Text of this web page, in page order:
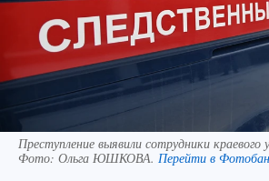
Преступление выявили сотрудники краевого
Фото: Ольга ЮШКОВА. Перейти в